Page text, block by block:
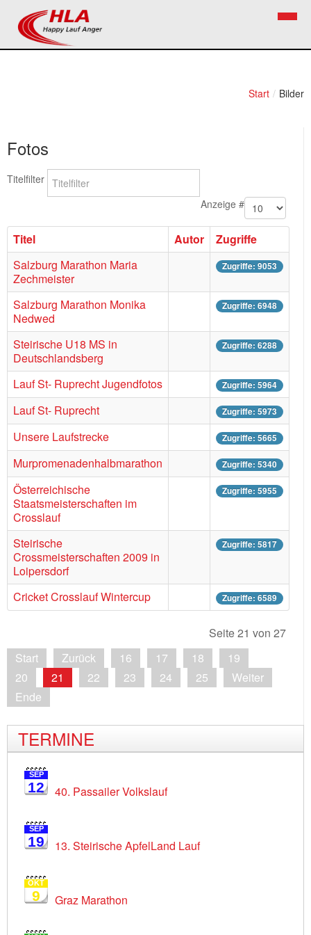
Start / Bilder
Fotos
Titelfilter
Anzeige #
Titel Autor
Zugriffe
Salzburg Marathon Maria
Zechmeister
Zugriffe: 9053
Salzburg Marathon Monika
Nedwed
Zugriffe: 6948
Steirische U18 MS in
Deutschlandsberg
Zugriffe: 6288
Lauf St- Ruprecht Jugendfotos Zugriffe: 5964
Lauf St- Ruprecht Zugriffe: 5973
Unsere Laufstrecke Zugriffe: 5665
Murpromenadenhalbmarathon Zugriffe: 5340
Österreichische
Staatsmeisterschaften im
Crosslauf
Zugriffe: 5955
Steirische
Crossmeisterschaften 2009 in
Loipersdorf
Zugriffe: 5817
Cricket Crosslauf Wintercup Zugriffe: 6589
Seite 21 von 27
Start
Zurück 16 17 18
19
20
21 22 23 24 25
Weiter
Ende
TERMINE
SEP
12 40. Passailer Volkslauf
SEP
19 13. Steirische ApfelLand Lauf
OKT
9 Graz Marathon
Kontakt
Mitglied werden
Bezirkslaufcup
Volkslauf
Bilder
Links
Termine